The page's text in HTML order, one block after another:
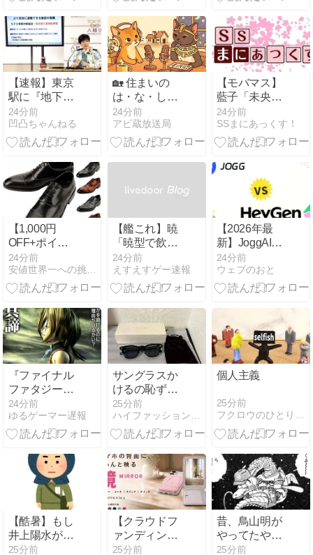
【速報】東京
駅に『地下シ
ェルター』整
備を正式表明
24分前
凹凸ちゃんねる
🏡 住まいの
は・な・し｜
奈良で見つけ
る古民家のヒ
ミツ
24分前
アビ蔵放送局
【モバマス】
藍子「未央ち
ゃんのお家
に」茜「突撃
です！！！」
て！？」
24分前
SSまにあっくす！
【1,000円
OFF+ポイン
ト9倍キャン
ペーン！】メ
ンズ 革靴 スト
ビジネスシュ
ーズが4,950円
（実質4,505
円）送料無料
- 安値世界一
への挑戦
24分前
安値世界一への挑戦 【激安超特価】
【艦これ】暁
「暁型で飲み
会するわ
よ！」【安価
あり】
24分前
えすえすゲー速報
【2026年最
新】JoggAIと
HeyGenの違
いを徹底比較!
おすすめはど
24分前
ウェブのおと
『ファイナル
ファタジー
9』とかいう
とんでもない
名作
24分前
ゆるゲーマー遅報
サングラスか
けるの恥ずか
しいと思って
たけど、日差
し強すぎてサ
始めたわ
25分前
ハイファッションちゃんねる
個人主義
25分前
フクロウのひとりごと
【酷暑】もし
井上陽水が
「少年時代」
25分前
【クラウドフ
ァンディン
グ】スマホの
25分前
昔、鳥山明が
やってたやつ
のドラゴンの
25分前